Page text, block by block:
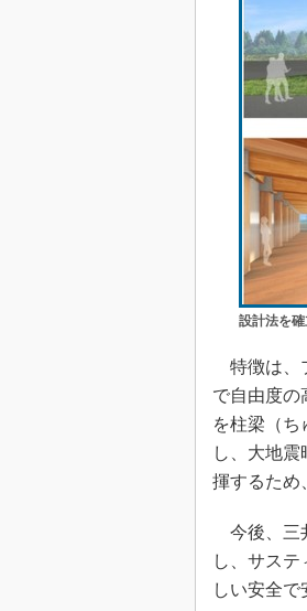
設計法を
特徴は、
で自由度の
を柱梁（ち
し、大地
揮するため
今後、三
し、サス
しい安全で